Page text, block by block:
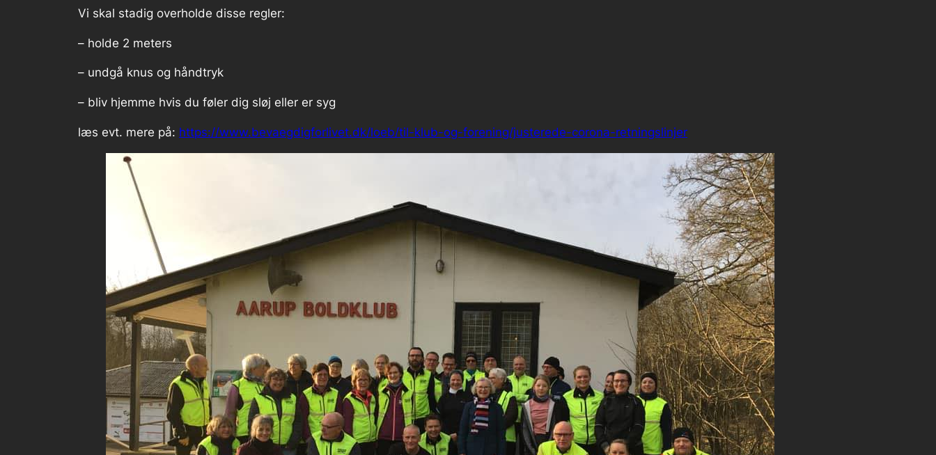
Vi skal stadig overholde disse regler:
– holde 2 meters
– undgå knus og håndtryk
– bliv hjemme hvis du føler dig sløj eller er syg
læs evt. mere på: https://www.bevaegdigforlivet.dk/loeb/til-klub-og-forening/justerede-corona-retningslinjer